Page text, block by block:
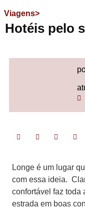
Viagens>
Hotéis pelo
Longe é um lugar
com essa ideia.
confortável faz toda
estrada em boas